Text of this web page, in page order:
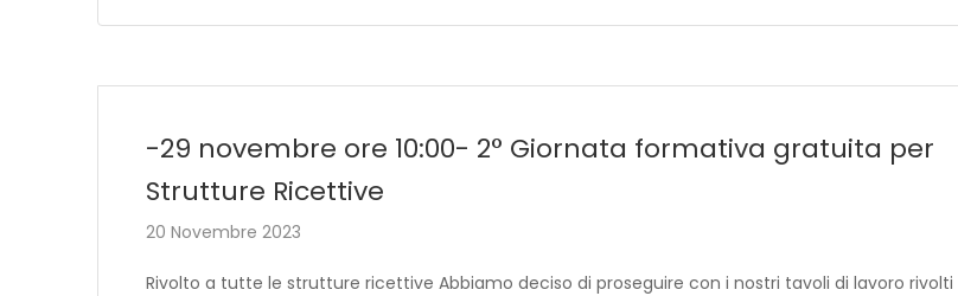
-29 novembre ore 10:00- 2° Giornata formativa gratuita per
Strutture Ricettive
20 Novembre 2023
Rivolto a tutte le strutture ricettive Abbiamo deciso di proseguire con i nostri tavoli di lavoro rivolti